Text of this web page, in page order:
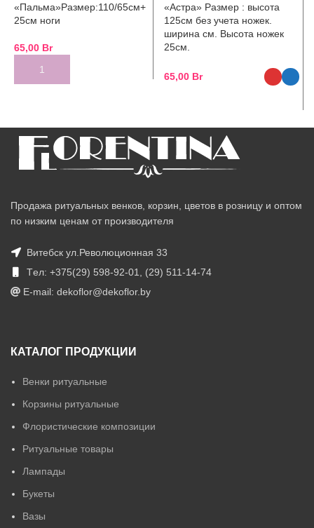
«Пальма»Размер:110/65см+
25см ноги
65,00 Br
«Астра» Размер : высота
125см без учета ножек.
ширина см. Высота ножек
25см.
65,00 Br
Продажа ритуальных венков, корзин, цветов в розницу и оптом
по низким ценам от производителя
Витебск ул.Революционная 33
Tел: +375(29) 598-92-01, (29) 511-14-74
E-mail: dekoflor@dekoflor.by
КАТАЛОГ ПРОДУКЦИИ
Венки ритуальные
Корзины ритуальные
Флористические композиции
Ритуальные товары
Лампады
Букеты
Вазы